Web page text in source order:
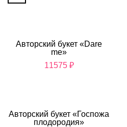
Авторский букет «Dare
me»
11575 ₽
Авторский букет «Госпожа
плодородия»